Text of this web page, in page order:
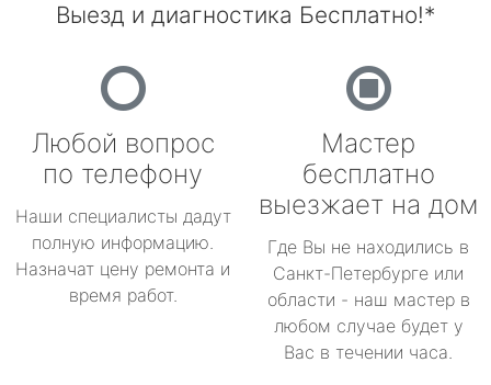
Выезд и диагностика Бесплатно!*
Любой вопрос
по телефону
Наши специалисты дадут
полную информацию.
Назначат цену ремонта и
время работ.
Мастер
бесплатно
выезжает на дом
Где Вы не находились в
Санкт-Петербурге или
области - наш мастер в
любом случае будет у
Вас в течении часа.